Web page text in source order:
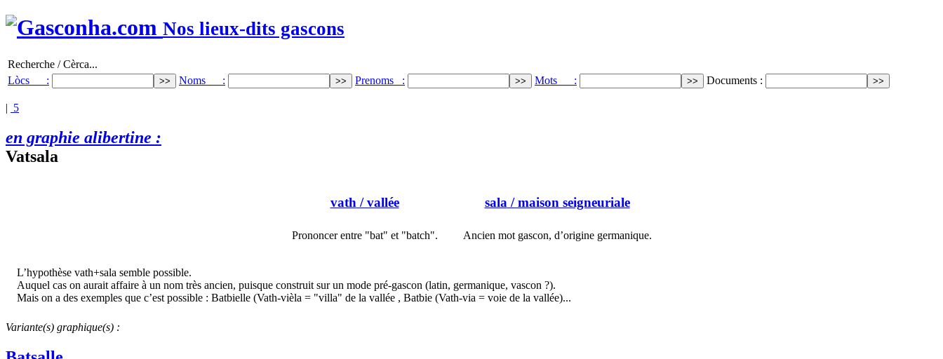
Nos lieux-dits gascons
Recherche / Cèrca...
Lòcs :
Noms : Prenoms : Mots : Documents :
| 5
en graphie alibertine :
Vatsala
vath/ vallée
Prononcer entre "bat" et "batch".
sala/ maison seigneuriale
Ancien mot gascon, d’origine germanique.
L’hypothèse vath+sala semble possible.
Auquel cas on aurait affaire à un nom très ancien, puisque construit sur un mode pré-gascon (latin, germanique, vascon ?).
Mais on a des exemples que c’est possible : Batbielle (Vath-vièla = "villa" de la vallée , Batbie (Vath-via = voie de la vallée)...
Variante(s) graphique(s) :